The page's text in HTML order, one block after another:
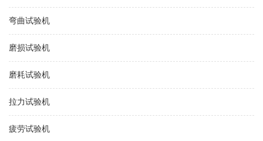
弯曲试验机
磨损试验机
磨耗试验机
拉力试验机
疲劳试验机